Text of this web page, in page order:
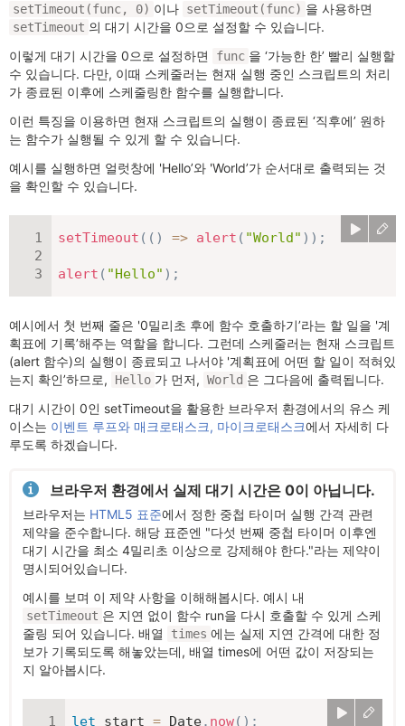
setTimeout(func, 0) 이나 setTimeout(func) 을 사용하면
setTimeout 의 대기 시간을 0으로 설정할 수 있습니다.
이렇게 대기 시간을 0으로 설정하면
func 을 ‘가능한 한’ 빨리 실행할
수 있습니다. 다만, 이때 스케줄러는 현재 실행 중인 스크립트의 처리
가 종료된 이후에 스케줄링한 함수를 실행합니다.
이런 특징을 이용하면 현재 스크립트의 실행이 종료된 ‘직후에’ 원하
는 함수가 실행될 수 있게 할 수 있습니다.
예시를 실행하면 얼럿창에 'Hello’와 'World’가 순서대로 출력되는 것
을 확인할 수 있습니다.
setTimeout ( ( ) => alert ( "World" ) ) ;
alert ( "Hello" ) ;
예시에서 첫 번째 줄은 '0밀리초 후에 함수 호출하기’라는 할 일을 '계
획표에 기록’해주는 역할을 합니다. 그런데 스케줄러는 현재 스크립트
(alert 함수)의 실행이 종료되고 나서야 '계획표에 어떤 할 일이 적혀있
는지 확인’하므로,
Hello 가 먼저, World 은 그다음에 출력됩니다.
대기 시간이 0인 setTimeout을 활용한 브라우저 환경에서의 유스 케
이스는 이벤트 루프와 매크로태스크, 마이크로태스크에서 자세히 다
루도록 하겠습니다.
브라우저 환경에서 실제 대기 시간은 0이 아닙니다.
브라우저는 HTML5 표준에서 정한 중첩 타이머 실행 간격 관련
제약을 준수합니다. 해당 표준엔 "다섯 번째 중첩 타이머 이후엔
대기 시간을 최소 4밀리초 이상으로 강제해야 한다."라는 제약이
명시되어있습니다.
예시를 보며 이 제약 사항을 이해해봅시다. 예시 내
setTimeout 은 지연 없이 함수 run을 다시 호출할 수 있게 스케
줄링 되어 있습니다. 배열
times 에는 실제 지연 간격에 대한 정
보가 기록되도록 해놓았는데, 배열 times에 어떤 값이 저장되는
지 알아봅시다.
let start = Date. now( ) ;